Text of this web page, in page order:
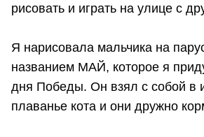
рисовать и играть на улице с
Я нарисовала мальчика на
названием МАЙ, которое я
дня Победы. Он взял с собой в
плаванье кота и они дружно